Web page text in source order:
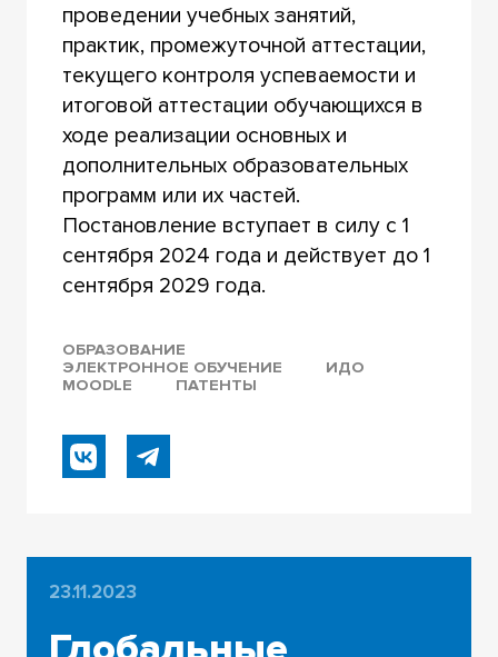
проведении учебных занятий,
практик, промежуточной аттестации,
текущего контроля успеваемости и
итоговой аттестации обучающихся в
ходе реализации основных и
дополнительных образовательных
программ или их частей.
Постановление вступает в силу с 1
сентября 2024 года и действует до 1
сентября 2029 года.
ОБРАЗОВАНИЕ
ЭЛЕКТРОННОЕ ОБУЧЕНИЕ
ИДО
MOODLE
ПАТЕНТЫ
23.11.2023